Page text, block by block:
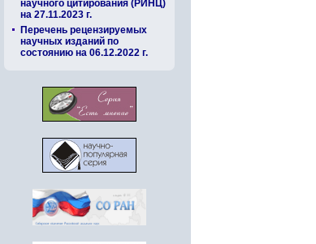
научного цитирования (РИНЦ)
на 27.11.2023 г.
Перечень рецензируемых
научных изданий по
состоянию на 06.12.2022 г.